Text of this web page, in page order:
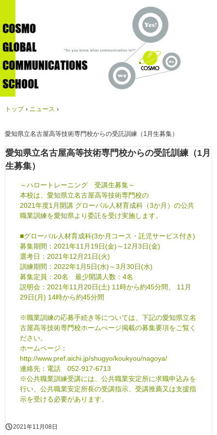
トップ › ニュース ›
愛知県立名古屋高等技術専門校からの受託訓練（1月生募集）
愛知県立名古屋高等技術専門校からの受託訓練（1月
生募集）
～ハロートレーニング 受講生募集～
本校は、愛知県立名古屋高等技術専門校の
2021年度1月開講 グローバル人材育成科（3か月）の公共
職業訓練を愛知県より委託を受け実施します。
■グローバル人材育成科(3か月コース・託児サービス付き)
募集期間：2021年11月19日(金)～12月3日(金)
選考日：2021年12月21日(火)
訓練期間：2022年1月5日(水)～3月30日(水)
募集定員：20名 最少開講人数：4名
説明会：2021年11月20日(土) 11時から約45分間、 11月
29日(月) 14時から約45分間
※職業訓練の応募手続き等については、下記の愛知県立名
古屋高等技術専門校ホームぺージ掲載の募集要項をご覧く
ださい。
ホームページ：
http://www.pref.aichi.jp/shugyo/koukyou/nagoya/
連絡先：電話 052-917-6713
※公共職業訓練受講には、公共職業安定所に求職申込みを
行い、公共職業安定所長の受講指示、受講推薦又は支援指
示を受ける必要があります。
2021年11月08日